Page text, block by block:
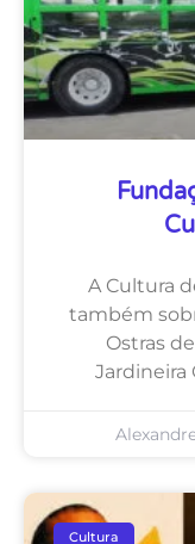
A Cultura
também
Ostras
Jardineira
Cultura